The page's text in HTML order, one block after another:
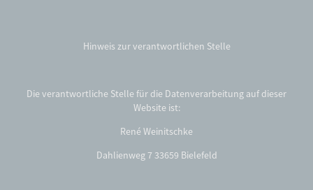
Hinweis zur verantwortlichen Stelle
Die verantwortliche Stelle für die Datenverarbeitung auf dieser
Website ist:
René Weinitschke
Dahlienweg 7 33659 Bielefeld